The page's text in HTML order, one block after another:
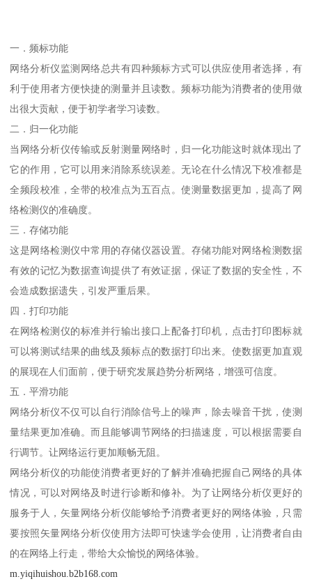
一．频标功能
网络分析仪监测网络总共有四种频标方式可以供应使用者选择，有
利于使用者方便快捷的测量并且读数。频标功能为消费者的使用做
出很大贡献，便于初学者学习读数。
二．归一化功能
当网络分析仪传输或反射测量网络时，归一化功能这时就体现出了
它的作用，它可以用来消除系统误差。无论在什么情况下校准都是
全频段校准，全带的校准点为五百点。使测量数据更加，提高了网
络检测仪的准确度。
三．存储功能
这是网络检测仪中常用的存储仪器设置。存储功能对网络检测数据
有效的记忆为数据查询提供了有效证据，保证了数据的安全性，不
会造成数据遗失，引发严重后果。
四．打印功能
在网络检测仪的标准并行输出接口上配备打印机，点击打印图标就
可以将测试结果的曲线及频标点的数据打印出来。使数据更加直观
的展现在人们面前，便于研究发展趋势分析网络，增强可信度。
五．平滑功能
网络分析仪不仅可以自行消除信号上的噪声，除去噪音干扰，使测
量结果更加准确。而且能够调节网络的扫描速度，可以根据需要自
行调节。让网络运行更加顺畅无阻。
网络分析仪的功能使消费者更好的了解并准确把握自己网络的具体
情况，可以对网络及时进行诊断和修补。为了让网络分析仪更好的
服务于人，矢量网络分析仪能够给予消费者更好的网络体验，只需
要按照矢量网络分析仪使用方法即可快速学会使用，让消费者自由
的在网络上行走，带给大众愉悦的网络体验。
m.yiqihuishou.b2b168.com